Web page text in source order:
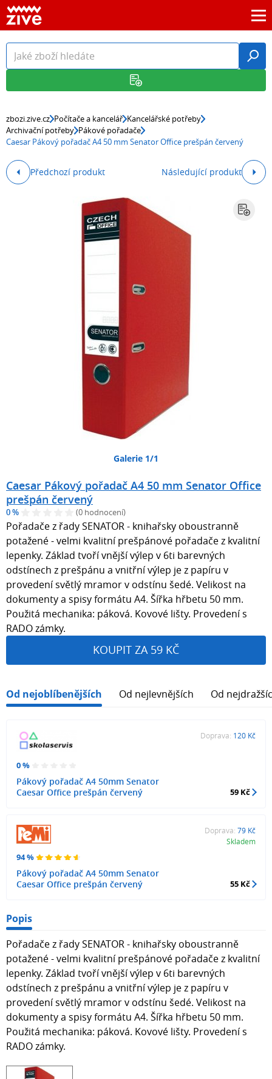
zbozi.zive.cz Počítače a kancelář Kancelářské potřeby
Archivační potřeby Pákové pořadače
Caesar Pákový pořadač A4 50 mm Senator Office prešpán červený
Předchozí produkt Následující produkt
Galerie 1/1
Caesar Pákový pořadač A4 50 mm Senator Office
prešpán červený
0 % (0 hodnocení)
Pořadače z řady SENATOR - knihařsky oboustranně
potažené - velmi kvalitní prešpánové pořadače z kvalitní
lepenky. Základ tvoří vnější výlep v 6ti barevných
odstínech z prešpánu a vnitřní výlep je z papíru v
provedení světlý mramor v odstínu šedé. Velikost na
dokumenty a spisy formátu A4. Šířka hřbetu 50 mm.
Použitá mechanika: páková. Kovové lišty. Provedení s
RADO zámky.
KOUPIT ZA 59 KČ
Od nejoblíbenějších Od nejlevnějších Od
0 %
Pákový pořadač A4 50mm Senator
Caesar Office prešpán červený
Doprava: 120 Kč
59 Kč
94 %
Pákový pořadač A4 50mm Senator
Caesar Office prešpán červený
Doprava: 79 Kč
Skladem
55 Kč
Popis
Pořadače z řady SENATOR - knihařsky oboustranně
potažené - velmi kvalitní prešpánové pořadače z kvalitní
lepenky. Základ tvoří vnější výlep v 6ti barevných
odstínech z prešpánu a vnitřní výlep je z papíru v
provedení světlý mramor v odstínu šedé. Velikost na
dokumenty a spisy formátu A4. Šířka hřbetu 50 mm.
Použitá mechanika: páková. Kovové lišty. Provedení s
RADO zámky.